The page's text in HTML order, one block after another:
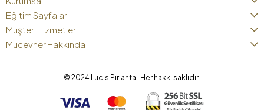
Eğitim Sayfaları
Müşteri Hizmetleri
Mücevher Hakkında
© 2024 Lucis Pırlanta | Her hakkı saklıdır.